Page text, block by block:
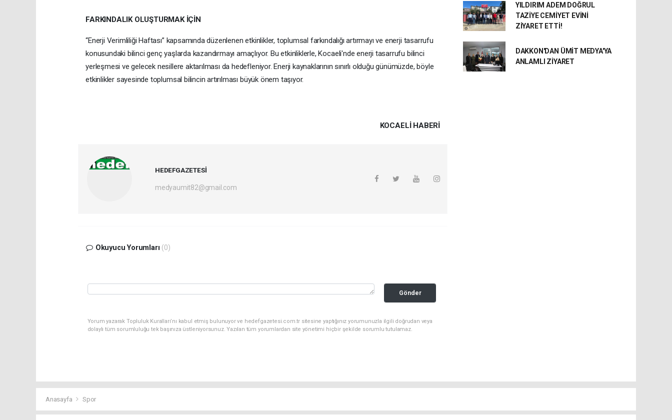
FARKINDALIK OLUŞTURMAK İÇİN
“Enerji Verimliliği Haftası” kapsamında düzenlenen etkinlikler, toplumsal farkındalığı artırmayı ve enerji tasarrufu
konusundaki bilinci genç yaşlarda kazandırmayı amaçlıyor. Bu etkinliklerle, Kocaeli'nde enerji tasarrufu bilinci
yerleşmesi ve gelecek nesillere aktarılması da hedefleniyor. Enerji kaynaklarının sınırlı olduğu günümüzde, böyle
etkinlikler sayesinde toplumsal bilincin artırılması büyük önem taşıyor.
KOCAELI HABERİ
HEDEFGAZETESİ
medyaumit82@gmail.com
Okuyucu Yorumları (0)
Gönder
Yorum yazarak Topluluk Kuralları’nı kabul etmiş bulunuyor ve hedefgazetesi.com.tr sitesine yaptığınız yorumunuzla ilgili doğrudan veya
dolaylı tüm sorumluluğu tek başınıza üstleniyorsunuz. Yazılan tüm yorumlardan site yönetimi hiçbir şekilde sorumlu tutulamaz.
YILDIRIM ADEM DOĞRUL
TAZİYE CEMİYET EVİNİ
ZİYARET ETTİ!
DAKKON'DAN ÜMİT MEDYA'YA
ANLAMLI ZİYARET
Anasayfa Spor